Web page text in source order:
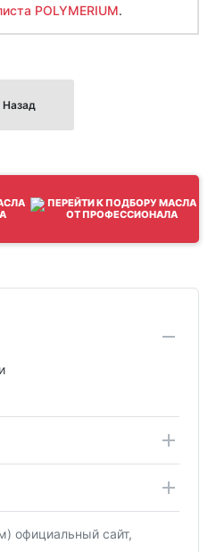
POLYMERIUM.
Назад
официальный сайт,